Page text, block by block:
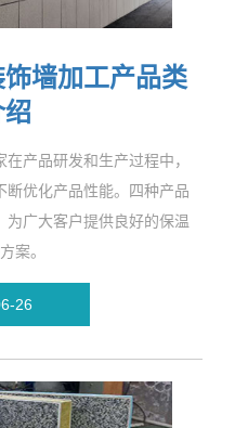
墙加工产品类
绍
产品研发和生产过程中，
断优化产品性能。四种产品
为广大客户提供良好的保温
案。
26